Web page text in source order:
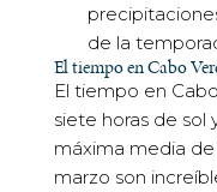
de la
El tiempo en Cabo
El tiempo en
siete horas de sol
máxima media de
marzo son